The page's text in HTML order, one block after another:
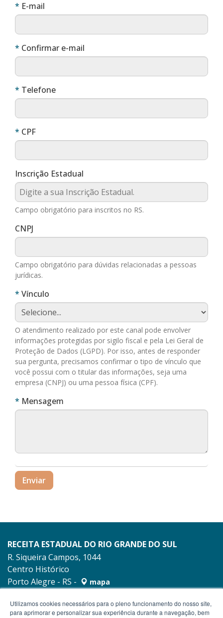
E-mail
Confirmar e-mail
TelefoneObrigatório
CPFObrigatório
Inscrição Estadual
Campo obrigatório para inscritos no RS.
CNPJ
Campo obrigatório para dúvidas relacionadas a pessoas
jurídicas.
Vínculo
O atendimento realizado por este canal pode envolver
informações protegidas por sigilo fiscal e pela Lei Geral de
Proteção de Dados (LGPD). Por isso, antes de responder
sua pergunta, precisamos confirmar o tipo de vínculo que
você possui com o titular das informações, seja uma
empresa (CNPJ) ou uma pessoa física (CPF).
Mensagem
Enviar
RECEITA ESTADUAL DO RIO GRANDE DO SUL
R. Siqueira Campos, 1044
Centro Histórico
Porto Alegre - RS -
mapa
Utilizamos cookies necessários para o pleno funcionamento do nosso site,
para aprimorar e personalizar sua experiência durante a navegação, bem